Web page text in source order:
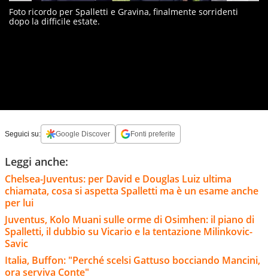
Foto ricordo per Spalletti e Gravina, finalmente sorridenti
dopo la difficile estate.
Seguici su: Google Discover Fonti preferite
Leggi anche:
Chelsea-Juventus: per David e Douglas Luiz ultima
chiamata, cosa si aspetta Spalletti ma è un esame anche
per lui
Juventus, Kolo Muani sulle orme di Osimhen: il piano di
Spalletti, il dubbio su Vicario e la tentazione Milinkovic-
Savic
Italia, Buffon: "Perché scelsi Gattuso bocciando Mancini,
ora serviva Conte"